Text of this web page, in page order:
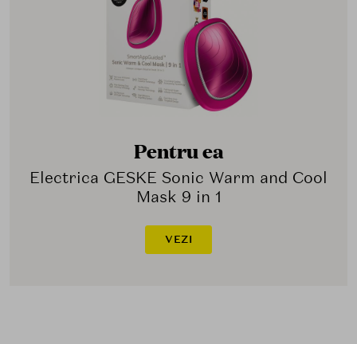
Pentru ea
Electrica GESKE Sonic Warm and Cool
Mask 9 in 1
VEZI